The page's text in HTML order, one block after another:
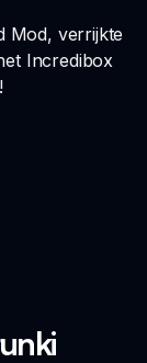
Mod, verrijkte
Incredibox